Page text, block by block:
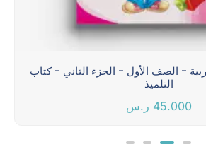
- الصف الأول - الجزء الثاني - كتاب
التلميذ
45.000 ر.س